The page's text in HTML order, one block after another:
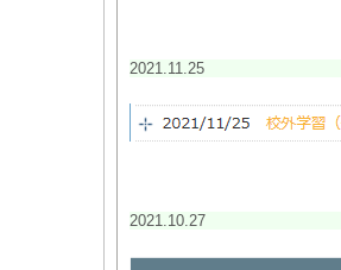
2021.11.25
2021.10.27